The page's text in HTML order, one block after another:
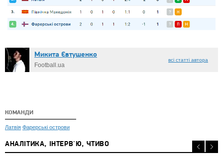
Микита Євтушенко
Football.ua
всі статті автора
КОМАНДИ
Латвія Фарерські острови
АНАЛІТИКА, ІНТЕРВ'Ю, ЧТИВО